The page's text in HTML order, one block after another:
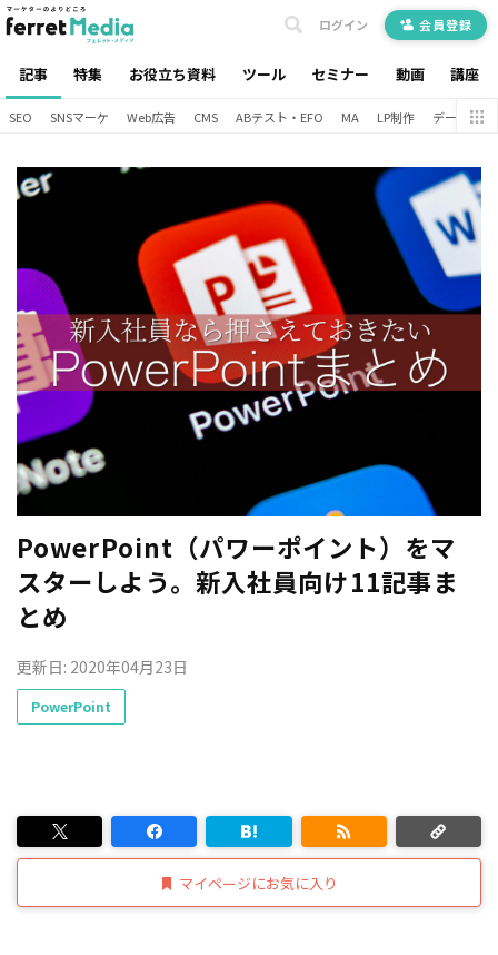
記事 特集 お役立ち資料 ツール セミナー 動画 講座
ログイン 会員登録
SEO SNSマーケ Web広告 CMS ABテスト・EFO MA LP制作 データ分析
PowerPoint（パワーポイント）をマ
スターしよう。新入社員向け11記事ま
とめ
更新日: 2020年04月23日
PowerPoint
マイページにお気に入り